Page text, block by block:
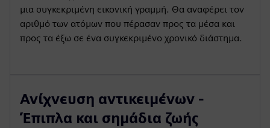
μια συγκεκριμένη εικονική γραμμή. Θα αναφέρει τον
αριθμό των ατόμων που πέρασαν προς τα μέσα και
προς τα έξω σε ένα συγκεκριμένο χρονικό διάστημα.
Ανίχνευση αντικειμένων -
Έπιπλα και σημάδια ζωής